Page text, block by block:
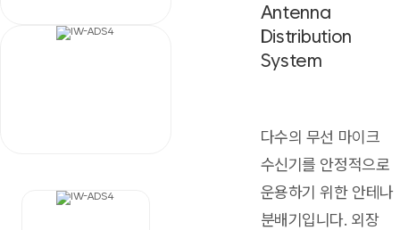
Antenna
Distribution
System
다수의 무선 마이크
수신기를 안정적으로
운용하기 위한 안테나
분배기입니다. 외장